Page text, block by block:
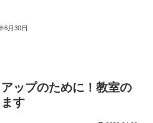
6月30日
ップのために！教室の
す